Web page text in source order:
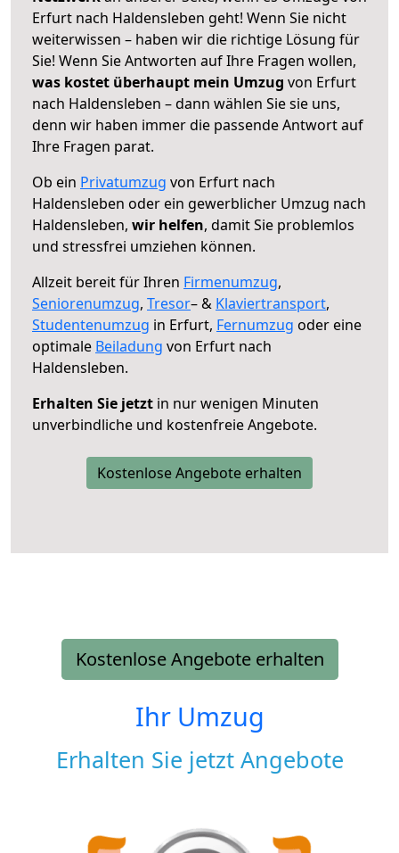
Erfurt nach Haldensleben geht! Wenn Sie nicht
weiterwissen – haben wir die richtige Lösung für
Sie! Wenn Sie Antworten auf Ihre Fragen wollen,
was kostet überhaupt mein Umzug von Erfurt
nach Haldensleben – dann wählen Sie sie uns,
denn wir haben immer die passende Antwort auf
Ihre Fragen parat.
Ob ein Privatumzug von Erfurt nach
Haldensleben oder ein gewerblicher Umzug nach
Haldensleben, wir helfen, damit Sie problemlos
und stressfrei umziehen können.
Allzeit bereit für Ihren Firmenumzug,
Seniorenumzug, Tresor– & Klaviertransport,
Studentenumzug in Erfurt, Fernumzug oder eine
optimale Beiladung von Erfurt nach
Haldensleben.
Erhalten Sie jetzt in nur wenigen Minuten
unverbindliche und kostenfreie Angebote.
Kostenlose Angebote erhalten
Kostenlose Angebote erhalten
Ihr Umzug
Erhalten Sie jetzt Angebote